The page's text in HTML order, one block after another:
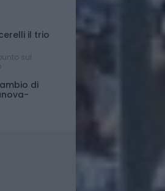
il trio
sul
di